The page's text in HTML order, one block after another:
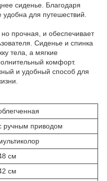
сиденье. Благодаря
удобна для путешествий.
прочная, и обеспечивает
Сиденье и спинка
тела, а мягкие
комфорт.
и удобный способ для
ручным приводом
см
см